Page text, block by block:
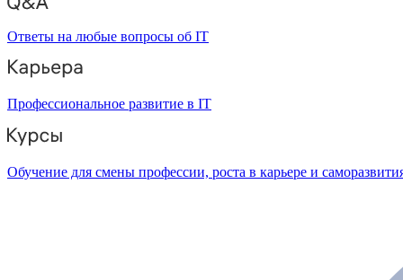
Ответы на любые вопросы об IT
Профессиональное развитие в IT
Обучение для смены профессии, роста в карьере и